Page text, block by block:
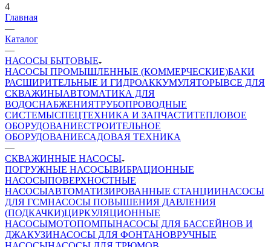
4
Главная
—
Каталог
—
НАСОСЫ БЫТОВЫЕ
НАСОСЫ ПРОМЫШЛЕННЫЕ (КОММЕРЧЕСКИЕ)БАКИ
РАСШИРИТЕЛЬНЫЕ И ГИДРОАККУМУЛЯТОРЫВСЕ ДЛЯ
СКВАЖИНЫАВТОМАТИКА ДЛЯ
ВОДОСНАБЖЕНИЯТРУБОПРОВОДНЫЕ
СИСТЕМЫСПЕЦТЕХНИКА И ЗАПЧАСТИТЕПЛОВОЕ
ОБОРУДОВАНИЕСТРОИТЕЛЬНОЕ
ОБОРУДОВАНИЕСАДОВАЯ ТЕХНИКА
—
СКВАЖИННЫЕ НАСОСЫ
ПОГРУЖНЫЕ НАСОСЫВИБРАЦИОННЫЕ
НАСОСЫПОВЕРХНОСТНЫЕ
НАСОСЫАВТОМАТИЗИРОВАННЫЕ СТАНЦИИНАСОСЫ
ДЛЯ ГСМНАСОСЫ ПОВЫШЕНИЯ ДАВЛЕНИЯ
(ПОДКАЧКИ)ЦИРКУЛЯЦИОННЫЕ
НАСОСЫМОТОПОМПЫНАСОСЫ ДЛЯ БАССЕЙНОВ И
ДЖАКУЗИНАСОСЫ ДЛЯ ФОНТАНОВРУЧНЫЕ